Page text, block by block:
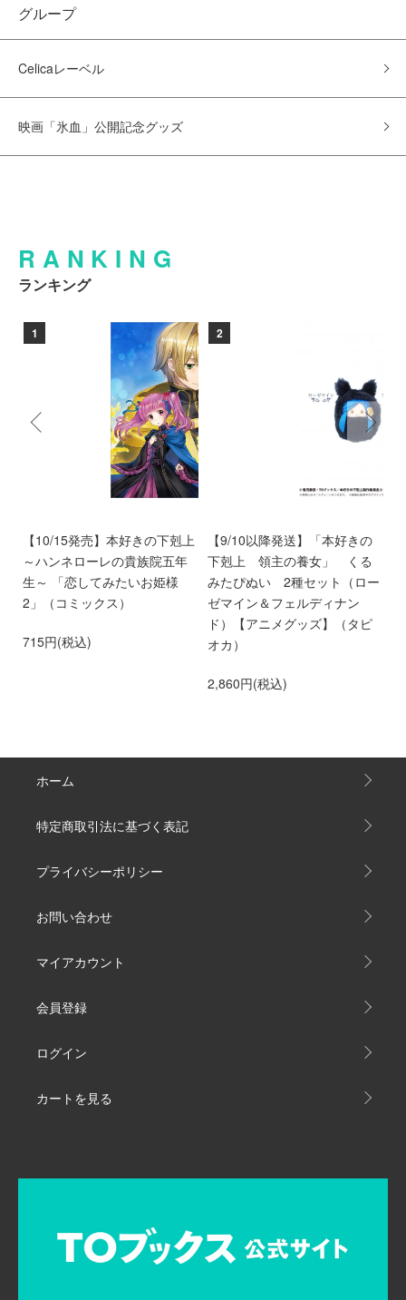
グループ
Celicaレーベル
映画「氷血」公開記念グッズ
RANKING
ランキング
1
【10/15発売】本好きの下剋上
～ハンネローレの貴族院五年
生～ 「恋してみたいお姫様
2」（コミックス）
715円(税込)
2
【9/10以降発送】「本好きの
下剋上 領主の養女」 くる
みたぴぬい 2種セット（ロー
ゼマイン＆フェルディナン
ド）【アニメグッズ】（タピ
オカ）
2,860円(税込)
ホーム
特定商取引法に基づく表記
プライバシーポリシー
お問い合わせ
マイアカウント
会員登録
ログイン
カートを見る